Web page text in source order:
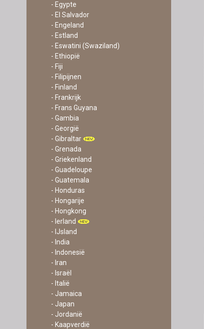
- Egypte
- El Salvador
- Engeland
- Estland
- Eswatini (Swaziland)
- Ethiopië
- Fiji
- Filipijnen
- Finland
- Frankrijk
- Frans Guyana
- Gambia
- Georgië
- Gibraltar
- Grenada
- Griekenland
- Guadeloupe
- Guatemala
- Honduras
- Hongarije
- Hongkong
- Ierland
- IJsland
- India
- Indonesië
- Iran
- Israël
- Italië
- Jamaica
- Japan
- Jordanië
- Kaapverdië